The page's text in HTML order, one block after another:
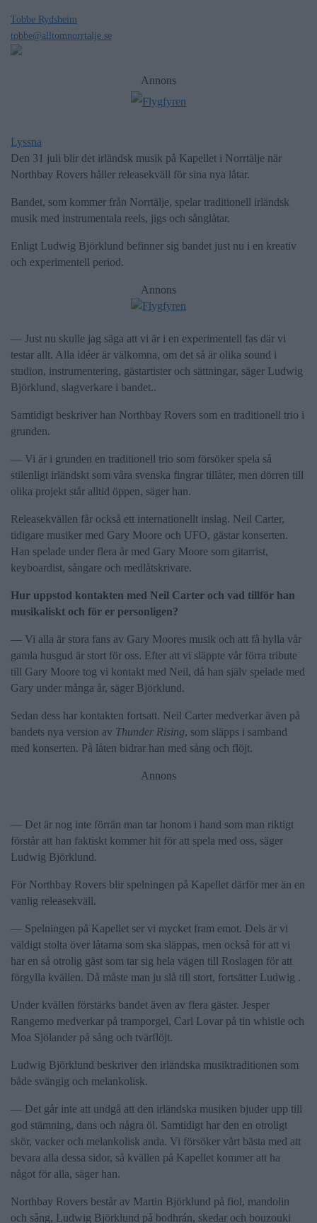
Tobbe Rydsheim
tobbe@alltomnorrtalje.se
Annons
Lyssna
Den 31 juli blir det irländsk musik på Kapellet i Norrtälje när
Northbay Rovers håller releasekväll för sina nya låtar.
Bandet, som kommer från Norrtälje, spelar traditionell irländsk
musik med instrumentala reels, jigs och sånglåtar.
Enligt Ludwig Björklund befinner sig bandet just nu i en kreativ
och experimentell period.
Annons
— Just nu skulle jag säga att vi är i en experimentell fas där vi
testar allt. Alla idéer är välkomna, om det så är olika sound i
studion, instrumentering, gästartister och sättningar, säger Ludwig
Björklund, slagverkare i bandet..
Samtidigt beskriver han Northbay Rovers som en traditionell trio i
grunden.
— Vi är i grunden en traditionell trio som försöker spela så
stilenligt irländskt som våra svenska fingrar tillåter, men dörren till
olika projekt står alltid öppen, säger han.
Releasekvällen får också ett internationellt inslag. Neil Carter,
tidigare musiker med Gary Moore och UFO, gästar konserten.
Han spelade under flera år med Gary Moore som gitarrist,
keyboardist, sångare och medlåtskrivare.
Hur uppstod kontakten med Neil Carter och vad tillför han
musikaliskt och för er personligen?
— Vi alla är stora fans av Gary Moores musik och att få hylla vår
gamla husgud är stort för oss. Efter att vi släppte vår förra tribute
till Gary Moore tog vi kontakt med Neil, då han själv spelade med
Gary under många år, säger Björklund.
Sedan dess har kontakten fortsatt. Neil Carter medverkar även på
bandets nya version av Thunder Rising, som släpps i samband
med konserten. På låten bidrar han med sång och flöjt.
Annons
— Det är nog inte förrän man tar honom i hand som man riktigt
förstår att han faktiskt kommer hit för att spela med oss, säger
Ludwig Björklund.
För Northbay Rovers blir spelningen på Kapellet därför mer än en
vanlig releasekväll.
— Spelningen på Kapellet ser vi mycket fram emot. Dels är vi
väldigt stolta över låtarna som ska släppas, men också för att vi
har en så otrolig gäst som tar sig hela vägen till Roslagen för att
förgylla kvällen. Då måste man ju slå till stort, fortsätter Ludwig .
Under kvällen förstärks bandet även av flera gäster. Jesper
Rangemo medverkar på tramporgel, Carl Lovar på tin whistle och
Moa Sjölander på sång och tvärflöjt.
Ludwig Björklund beskriver den irländska musiktraditionen som
både svängig och melankolisk.
— Det går inte att undgå att den irländska musiken bjuder upp till
god stämning, dans och några öl. Samtidigt har den en otroligt
skör, vacker och melankolisk anda. Vi försöker vårt bästa med att
bevara alla dessa sidor, så kvällen på Kapellet kommer att ha
något för alla, säger han.
Northbay Rovers består av Martin Björklund på fiol, mandolin
och sång, Ludwig Björklund på bodhrán, skedar och bouzouki